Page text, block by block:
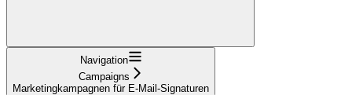
Navigation
Campaigns
Marketingkampagnen für E-Mail-Signaturen